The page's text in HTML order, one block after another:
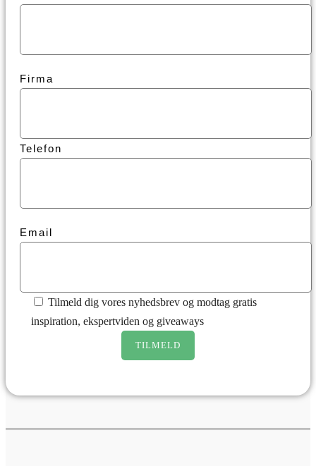
Firma
Telefon
Email
Tilmeld dig vores nyhedsbrev og modtag gratis
inspiration, ekspertviden og giveaways